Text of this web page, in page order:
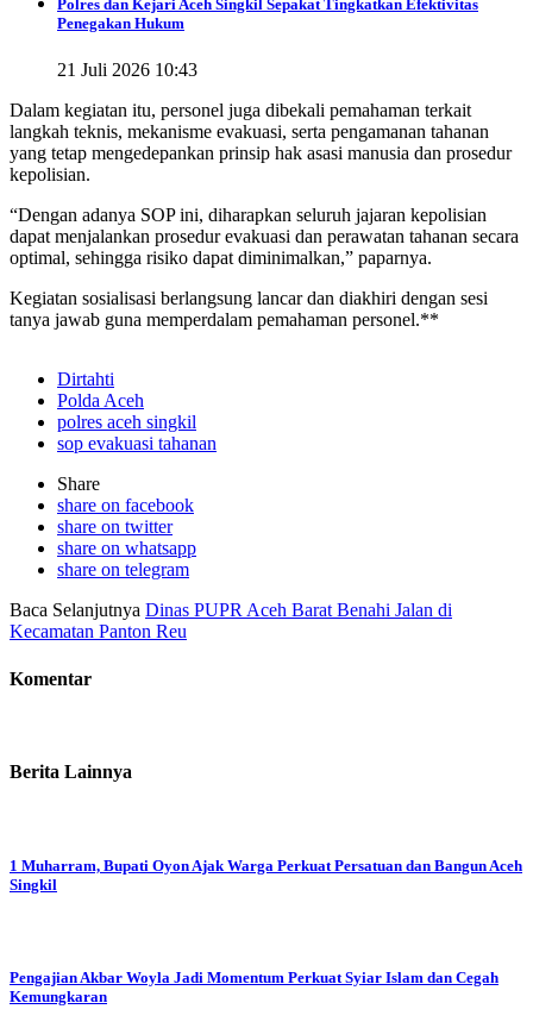
Polres dan Kejari Aceh Singkil Sepakat Tingkatkan Efektivitas
Penegakan Hukum
21 Juli 2026 10:43
Dalam kegiatan itu, personel juga dibekali pemahaman terkait
langkah teknis, mekanisme evakuasi, serta pengamanan tahanan
yang tetap mengedepankan prinsip hak asasi manusia dan prosedur
kepolisian.
“Dengan adanya SOP ini, diharapkan seluruh jajaran kepolisian
dapat menjalankan prosedur evakuasi dan perawatan tahanan secara
optimal, sehingga risiko dapat diminimalkan,” paparnya.
Kegiatan sosialisasi berlangsung lancar dan diakhiri dengan sesi
tanya jawab guna memperdalam pemahaman personel.**
Dirtahti
Polda Aceh
polres aceh singkil
sop evakuasi tahanan
Share
share on facebook
share on twitter
share on whatsapp
share on telegram
Baca Selanjutnya Dinas PUPR Aceh Barat Benahi Jalan di
Kecamatan Panton Reu
Komentar
Berita Lainnya
1 Muharram, Bupati Oyon Ajak Warga Perkuat Persatuan dan Bangun Aceh
Singkil
Pengajian Akbar Woyla Jadi Momentum Perkuat Syiar Islam dan Cegah
Kemungkaran